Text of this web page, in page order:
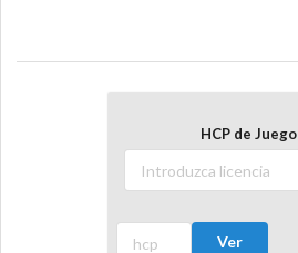
HCP de Juego
Ver